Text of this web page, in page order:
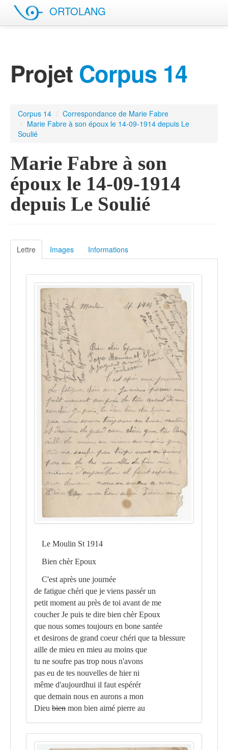
ORTOLANG
Projet Corpus 14
Corpus 14 / Correspondance de Marie Fabre
/ Marie Fabre à son époux le 14-09-1914 depuis Le
Soulié
Marie Fabre à son
époux le 14-09-1914
depuis Le Soulié
Lettre Images Informations
Le Moulin St 1914
Bien chèr Epoux
C'est après une journée
de fatigue chéri que je viens passér un
petit moment au près de toi avant de me
coucher Je puis te dire bien chèr Epoux
que nous somes toujours en bone santée
et desirons de grand coeur chéri que ta blessure
aille de mieu en mieu au moins que
tu ne soufre pas trop nous n'avons
pas eu de tes nouvelles de hier ni
même d'aujourdhui il faut espérér
que demain nous en aurons a mon
Dieu bien mon bien aimé pierre au